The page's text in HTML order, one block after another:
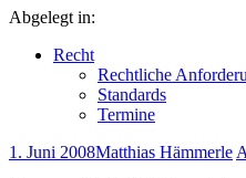
Abgelegt in:
Recht
Rechtliche
Standards
Termine
1. Juni 2008Matthias Hämmerle